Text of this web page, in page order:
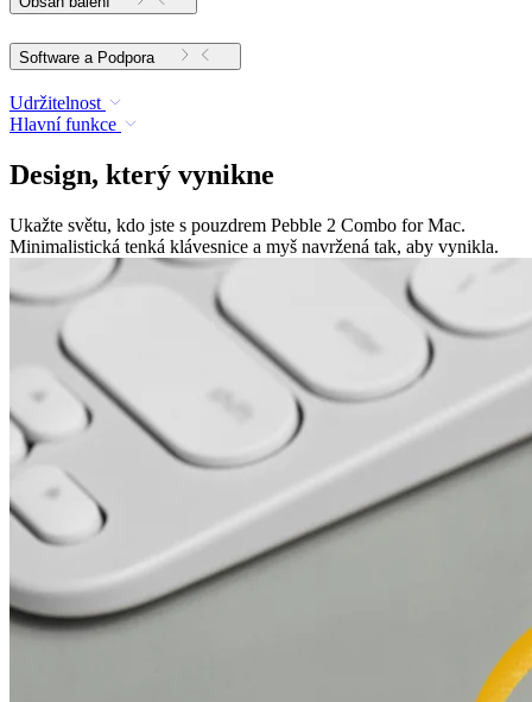
Software a Podpora
Udržitelnost
Hlavní funkce
Design, který vynikne
Ukažte světu, kdo jste s pouzdrem Pebble 2 Combo for Mac.
Minimalistická tenká klávesnice a myš navržená tak, aby vynikla.